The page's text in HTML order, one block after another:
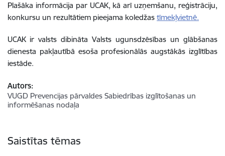
Plašāka informācija par UCAK, kā arī uzņemšanu, reģistrāciju,
konkursu un rezultātiem pieejama koledžas tīmekļvietnē.
UCAK ir valsts dibināta Valsts ugunsdzēsības un glābšanas
dienesta pakļautībā esoša profesionālās augstākās izglītības
iestāde.
Autors:
VUGD Prevencijas pārvaldes Sabiedrības izglītošanas un
informēšanas nodaļa
Saistītas tēmas